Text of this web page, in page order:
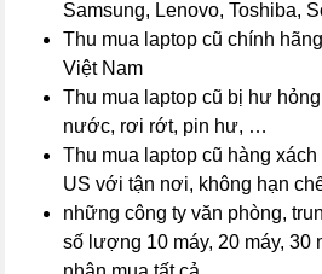
Samsung, Lenovo, Toshiba,
Thu mua laptop cũ chính
Việt Nam
Thu mua laptop cũ bị hư
nước, rơi rớt, pin hư, …
Thu mua laptop cũ hàng
US với tận nơi, không hạn
những công ty văn phòng,
số lượng 10 máy, 20 máy, 30